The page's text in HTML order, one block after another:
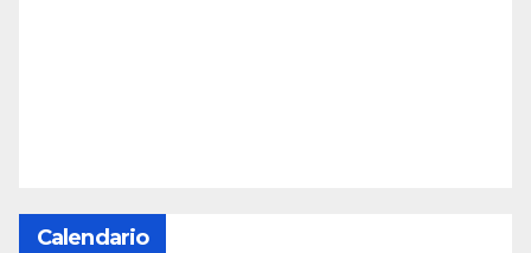
Calendario